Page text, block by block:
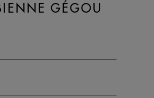
GÉGOU